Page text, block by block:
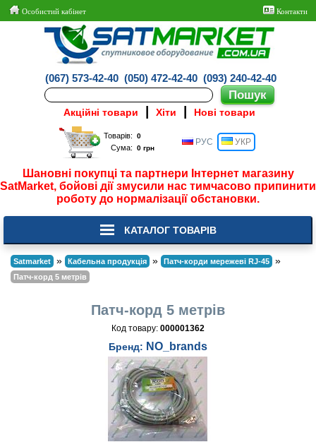
Особистий кабінет Контакти
(067) 573-42-40 (050) 472-42-40 (093) 240-42-40
Акційні товари Хіти Нові товари
Товарів:
Сума:
РУС УКР
Шановні покупці та партнери Інтернет магазину
SatMarket, бойові дії змусили нас тимчасово припинити
роботу до нормалізації обстановки.
КАТАЛОГ ТОВАРІВ
Satmarket » Кабельна продукція » Патч-корди мережеві RJ-45 »
Патч-корд 5 метрів
Патч-корд 5 метрів
Код товару: 000001362
Бренд: NO_brands